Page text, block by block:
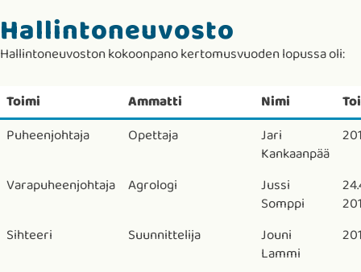
Hallintoneuvosto
Hallintoneuvoston kokoonpano kertomusvuoden lopussa oli:
Toimi Ammatti Nimi
Puheenjohtaja
Opettaja
Jari
Kankaanpää
Varapuheenjohtaja Agrologi
Jussi
Somppi
Sihteeri
Suunnittelija
Jouni
Lammi